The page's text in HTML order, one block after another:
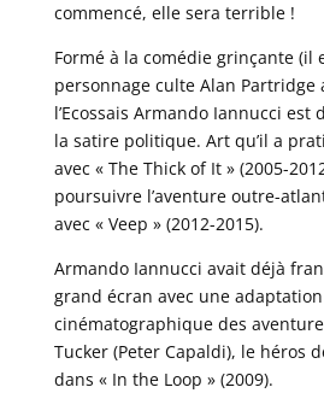
commencé, elle sera terrible !
Formé à la comédie grinçante (il
personnage culte Alan Partridge
l’Ecossais Armando Iannucci
la satire politique. Art qu’il a
avec « The Thick of It » (2005-
poursuivre l’aventure outre-
avec « Veep » (2012-2015).
Armando Iannucci avait déjà
grand écran avec une adaptation
cinématographique des
Tucker (Peter Capaldi), le héros
dans « In the Loop » (2009).